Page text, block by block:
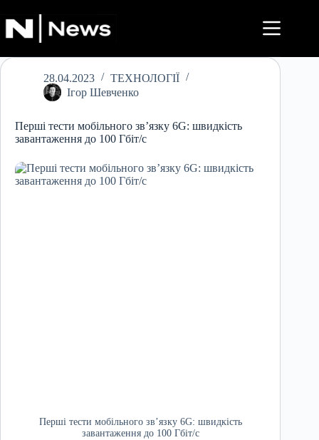
до
вмісту
28.04.2023
ТЕХНОЛОГІЇ
Ігор Шевченко
Перші тести мобільного зв’язку 6G: швидкість
завантаження до 100 Гбіт/с
Перші тести мобільного зв’язку 6G: швидкість
завантаження до 100 Гбіт/с